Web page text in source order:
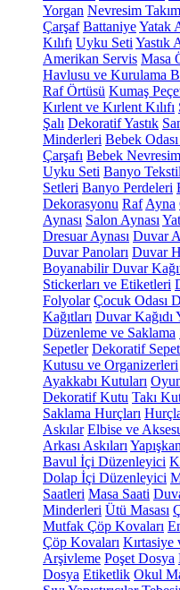
Yorgan Nevresim
Çarşaf BattaniyeYatak
Kılıfı Uyku Seti Yastık
Amerikan Servis Masa
Havlusu ve Kurulama
Raf Örtüsü Kumaş
Kırlent ve Kırlent Kılıfı
Şalı Dekoratif Yastık
Minderleri Bebek
Çarşafı Bebek Nevresim
Uyku Seti Banyo Tekstil
Setleri Banyo Perdeleri
Dekorasyonu Raf Ayna
Aynası Salon Aynası
Dresuar Aynası Duvar
Duvar Panoları Duvar
Boyanabilir Duvar
Stickerları ve Etiketleri
Folyolar Çocuk Odası
Kağıtları Duvar Kağıdı
Düzenleme ve Saklama
Sepetler Dekoratif
Kutusu ve Organizerleri
Ayakkabı Kutuları
Dekoratif Kutu Takı
Saklama Hurçları
Askılar Elbise ve
Arkası Askıları
Bavul İçi Düzenleyici
Dolap İçi Düzenleyici
Saatleri Masa Saati
Minderleri Ütü Masası
Mutfak Çöp Kovaları
Çöp Kovaları Kırtasiye
Arşivleme Poşet Dosya
Dosya Etiketlik Okul